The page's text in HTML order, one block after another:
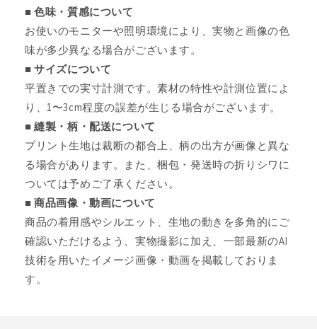
■ 色味・質感について
お使いのモニターや照明環境により、実物と画像の色
味が多少異なる場合がございます。
■ サイズについて
平置きでの実寸計測です。素材の特性や計測位置によ
り、1〜3cm程度の誤差が生じる場合がございます。
■ 縫製・柄・配送について
プリント生地は裁断の都合上、柄の出方が画像と異な
る場合があります。また、梱包・発送時の折りシワに
ついては予めご了承ください。
■ 商品画像・動画について
商品の着用感やシルエット、生地の動きを多角的にご
確認いただけるよう、実物撮影に加え、一部最新のAI
技術を用いたイメージ画像・動画を掲載しておりま
す。